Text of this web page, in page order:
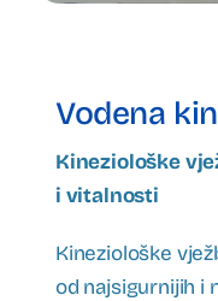
Vodena
Kineziološke
i vitalnosti
Kineziološke
od najsigurnijih i